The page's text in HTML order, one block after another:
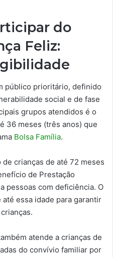
do
Feliz:
público prioritário, definido
social e de fase
grupos atendidos é o
36 meses (três anos) que
Bolsa Família.
crianças de até 72 meses
de Prestação
pessoas com deficiência. O
essa idade para garantir
atende a crianças de
do convívio familiar por